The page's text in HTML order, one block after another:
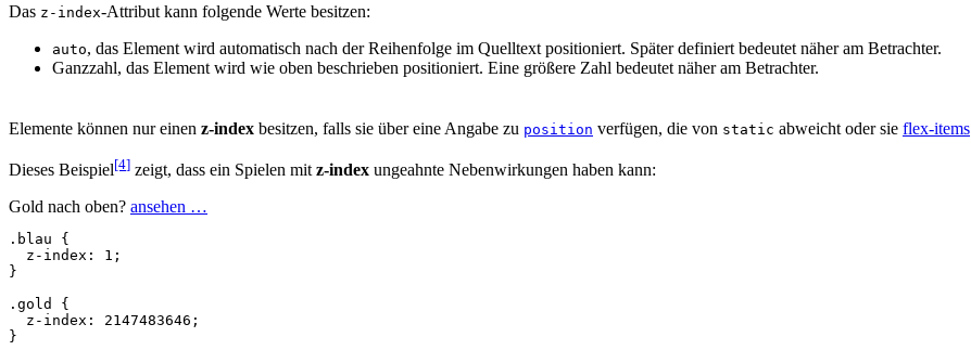
Das z-index-Attribut kann folgende Werte besitzen:
auto, das Element wird automatisch nach der Reihenfolge im Quelltext positioniert. Später definiert bedeutet näher am Betrachter.
Ganzzahl, das Element wird wie oben beschrieben positioniert. Eine größere Zahl bedeutet näher am Betrachter.
Elemente können nur einen z-index besitzen, falls sie über eine Angabe zu position verfügen, die von static abweicht oder sie flex-items
Dieses Beispiel[4] zeigt, dass ein Spielen mitz-index ungeahnte Nebenwirkungen haben kann:
Gold nach oben? ansehen …
.blau
{
z-index : 1 ;
}
.gold
{
z-index : 2147483646 ;
}